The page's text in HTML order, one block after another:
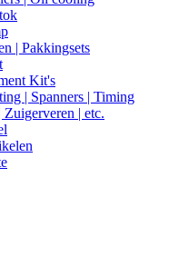
| Pakkingsets
Kit's
| Spanners | Timing
Zuigerveren | etc.